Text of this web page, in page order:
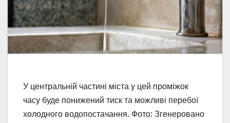
У центральній частині міста у цей проміжок
часу буде понижений тиск та можливі перебої
холодного водопостачання. Фото: Згенеровано